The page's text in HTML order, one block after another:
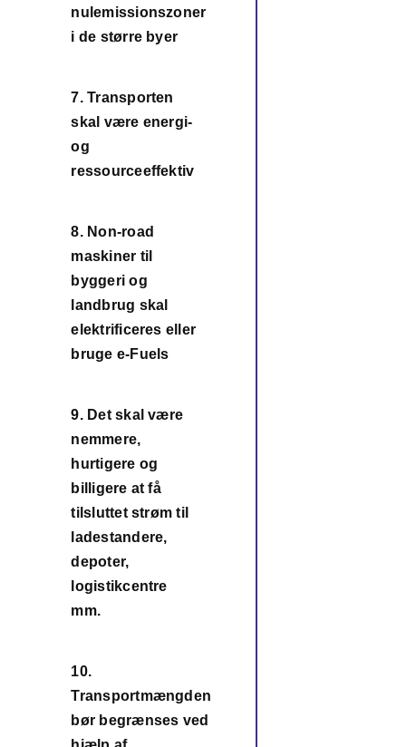
nulemissionszoner
i de større byer
7. Transporten
skal være energi-
og
ressourceeffektiv
8. Non-road
maskiner til
byggeri og
landbrug skal
elektrificeres eller
bruge e-Fuels
9. Det skal være
nemmere,
hurtigere og
billigere at få
tilsluttet strøm til
ladestandere,
depoter,
logistikcentre
mm.
10.
Transportmængden
bør begrænses ved